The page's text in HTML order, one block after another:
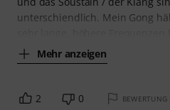
unterschiendlich. Mein Gong
Mehr anzeigen
2 0